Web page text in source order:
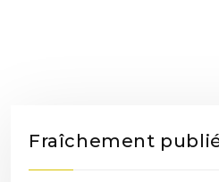
Fraîchement